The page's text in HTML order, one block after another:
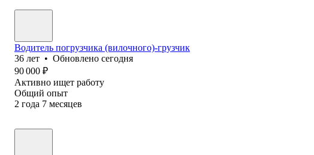
Водитель погрузчика (вилочного)-грузчик
36 лет • Обновлено сегодня
90 000 ₽
Активно ищет работу
Общий опыт
2 года 7 месяцев